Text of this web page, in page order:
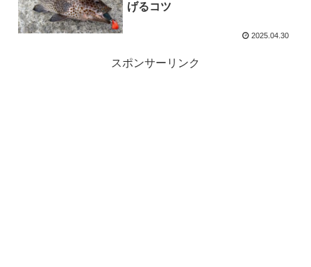
げるコツ
2025.04.30
スポンサーリンク